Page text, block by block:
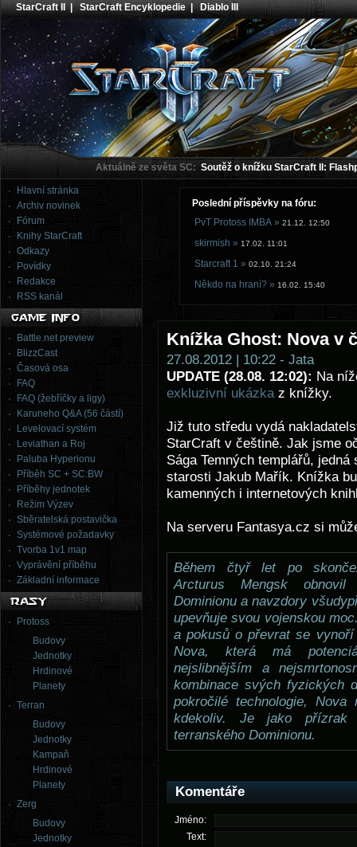
StarCraft II |StarCraft Encyklopedie|Diablo III
Aktuálně ze světa SC: Soutěž o knížku StarCraft II:
Hlavní stránka
Archiv novinek
Fórum
Knihy StarCraft
Odkazy
Povídky
Redakce
RSS kanál
Battle.net preview
BlizzCast
Časová osa
FAQ
FAQ (žebříčky a ligy)
Karuneho Q&A (56 částí)
Levelovací systém
Leviathan a Roj
Paluba Hyperionu
Příběh SC + SC:BW
Příběhy jednotek
Režim Výzev
Sběratelská postavička
Systémové požadavky
Tvorba 1v1 map
Vyprávění příběhu
Základní informace
Protoss
Budovy
Jednotky
Hrdinové
Planety
Terran
Budovy
Jednotky
Kampaň
Hrdinové
Planety
Zerg
Budovy
Jednotky
Poslední příspěvky na fóru:
PvT Protoss IMBA » 21.12. 12:50
skirmish » 17.02. 11:01
Starcraft 1 » 02.10. 21:24
Někdo na hraní? » 16.02. 15:40
Knížka Ghost: Nova v
27.08.2012 | 10:22 - Jata
UPDATE (28.08. 12:02): Na
exkluzivní ukázkaz knížky.
Již tuto středu vydá
StarCraft v češtině. Jak jsme
Sága Temných templářů,
starosti Jakub Mařík. Knížka
kamenných i internetových
Na serveru Fantasya.cz si
Během čtyř let po
Arcturus Mengsk
Dominionu a navzdory
upevňuje svou vojenskou
a pokusů o převrat se
Nova, která má
nejslibnějším a
kombinace svých fyzických
pokročilé technologie,
kdekoliv. Je jako přízrak
terranského Dominionu.
Komentáře
Jméno:
Text: